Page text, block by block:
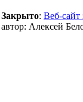
Закрыто: Веб-сайт
автор: Алексей